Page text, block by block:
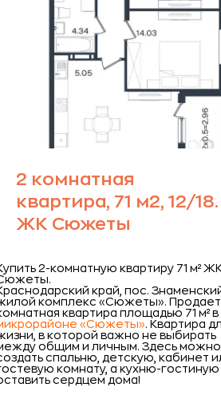
2 комнатная
квартира, 71 м2, 12/18.
ЖК Сюжеты
2-комнатную квартиру 71 м²
край, пос.
комплекс «Сюжеты».
квартира площадью 71 м² в
«Сюжеты». Квартира
в которой важно не выбирать
общим и личным. Здесь можно
спальню, детскую, кабинет
комнату, а кухню-гостиную
сердцем дома!